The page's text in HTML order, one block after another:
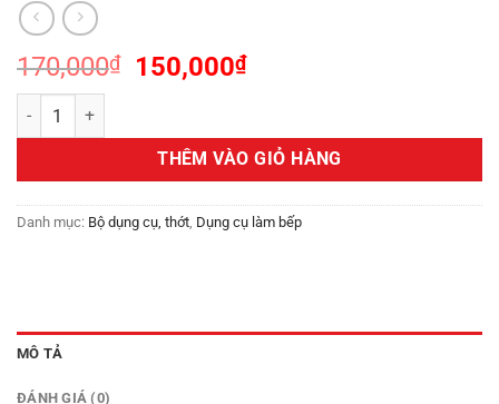
170,000₫
Giá
170,000₫.
150,000₫Giá
là:
150,000₫.
Muôi nấu CIWETE cán vàng đồng dài 30cm số lượng
THÊM VÀO GIỎ HÀNG
Danh mục: Bộ dụng cụ, thớt, Dụng cụ làm bếp
MÔ TẢ
ĐÁNH GIÁ (0)